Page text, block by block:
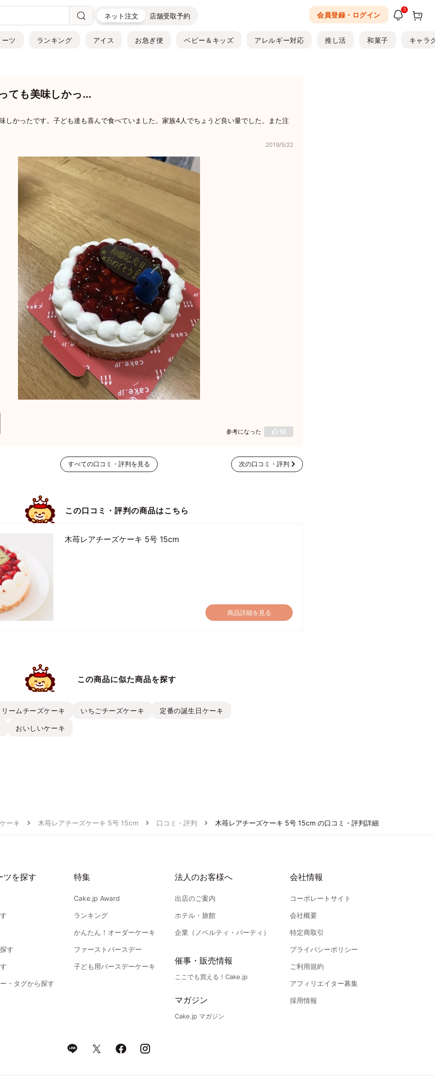
ネット注文 店舗受取予約 会員登録・ログイン
3
ツ ランキング アイス お急ぎ便 ベビー＆キッズ アレルギー対応 推し活 和菓子 キャラ
ても美味しかっ...
しかったです。子ども達も喜んで食べていました。家族4人でちょうど良い量でした。また注
2019/5/22
参考になった 10
すべての口コミ・評判を見る 次の口コミ・評判
この口コミ・評判の商品はこちら
木苺レアチーズケーキ 5号 15cm
商品詳細を見る
この商品に似た商品を探す
リームチーズケーキ いちごチーズケーキ 定番の誕生日ケーキ
おいしいケーキ
ーキ 木苺レアチーズケーキ 5号 15cm 口コミ・評判 木苺レアチーズケーキ 5号 15cm の口コミ・評判詳細
ツを探す
す
・タグから探す
特集
Cake.jp Award
ランキング
かんたん！オーダーケーキ
ファーストバースデー
子ども用バースデーケーキ
法人のお客様へ
出店のご案内
ホテル・旅館
企業（ノベルティ・パーティ）
催事・販売情報
ここでも買える！Cake.jp
マガジン
Cake.jp マガジン
会社情報
コーポレートサイト
会社概要
特定商取引
プライバシーポリシー
ご利用規約
アフィリエイター募集
採用情報